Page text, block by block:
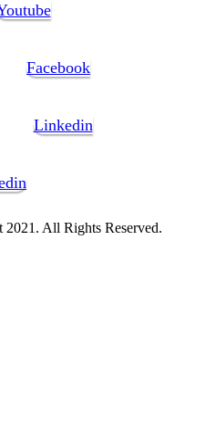
Facebook
Linkedin
All Rights Reserved.